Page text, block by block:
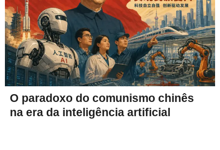
O paradoxo do comunismo chinês
na era da inteligência artificial